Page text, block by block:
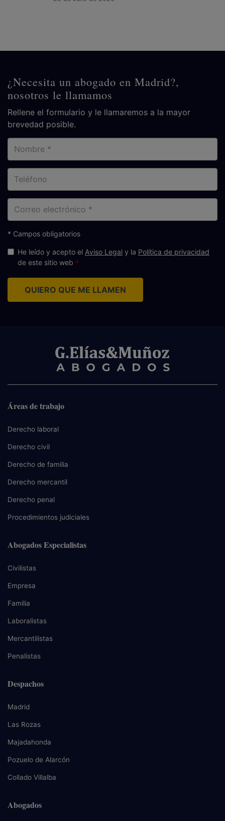
¿Necesita un abogado en Madrid?,
nosotros le llamamos
Rellene el formulario y le llamaremos a la mayor
brevedad posible.
electrónico
* Campos obligatorios
He leído y acepto el Aviso Legal y la Política de privacidad
de este sitio web
QUIERO QUE ME LLAMEN
Áreas de trabajo
Derecho laboral
Derecho civil
Derecho de familia
Derecho mercantil
Derecho penal
Procedimientos judiciales
Abogados Especialistas
Civilistas
Empresa
Familia
Laboralistas
Mercantilistas
Penalistas
Despachos
Madrid
Las Rozas
Majadahonda
Pozuelo de Alarcón
Collado Villalba
Abogados